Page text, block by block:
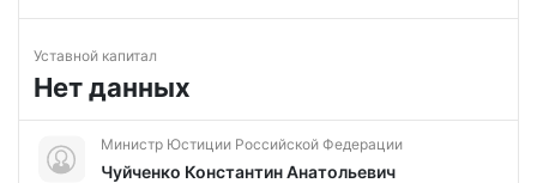
Уставной капитал
Нет данных
Министр Юстиции Российской Федерации
Чуйченко Константин Анатольевич